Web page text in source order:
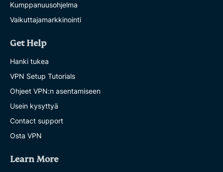
Kumppanuusohjelma
Vaikuttajamarkkinointi
Get Help
Hanki tukea
VPN Setup Tutorials
Ohjeet VPN:n asentamiseen
Usein kysyttyä
Contact support
Osta VPN
Learn More